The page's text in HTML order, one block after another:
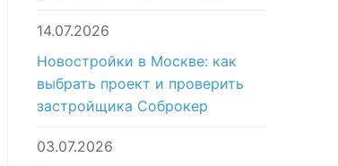
14.07.2026
Новостройки в Москве: как
выбрать проект и проверить
застройщика Соброкер
03.07.2026